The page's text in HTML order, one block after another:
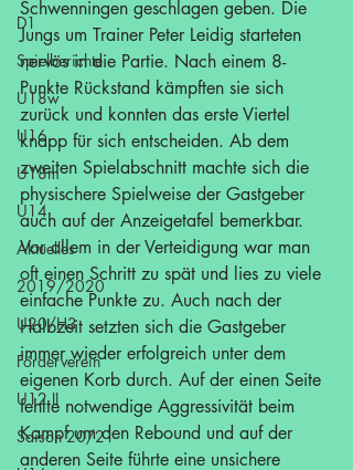
D1
Spielberichte
U18w
U16
U18m
U14
Aktuelles
2019/2020
U20/H3
Förderverein
U12 II
Saison 20/21
Schwenningen geschlagen geben. Die
Jungs um Trainer Peter Leidig starteten
nervös in die Partie. Nach einem 8-
Punkte Rückstand kämpften sie sich
zurück und konnten das erste Viertel
knapp für sich entscheiden. Ab dem
zweiten Spielabschnitt machte sich die
physischere Spielweise der Gastgeber
auch auf der Anzeigetafel bemerkbar.
Vor allem in der Verteidigung war man
oft einen Schritt zu spät und lies zu viele
einfache Punkte zu. Auch nach der
Halbzeit setzten sich die Gastgeber
immer wieder erfolgreich unter dem
eigenen Korb durch. Auf der einen Seite
fehlte notwendige Aggressivität beim
Kampf um den Rebound und auf der
anderen Seite führte eine unsichere